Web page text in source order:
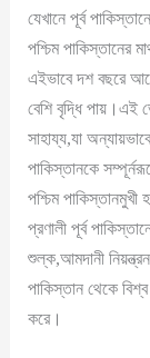
যেখানে পূর্ব
পশ্চিম পাকিস্তানের
এইভাবে দশ বছরে
বেশি বৃদ্ধি পায়।এই
সাহায্য,যা
পাকিস্তানকে
পশ্চিম
প্রণালী পূর্ব
শুল্ক,আমদানী
পাকিস্তান থেকে
করে।